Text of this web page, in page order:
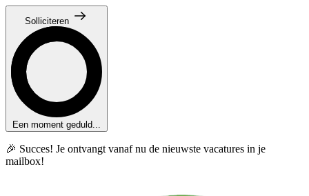
Solliciteren
Een moment geduld...
🎉 Succes! Je ontvangt vanaf nu de nieuwste vacatures in je
mailbox!